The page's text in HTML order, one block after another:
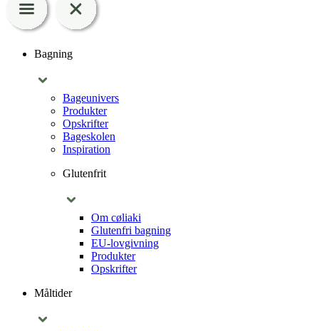
Bagning
Bageunivers
Produkter
Opskrifter
Bageskolen
Inspiration
Glutenfrit
Om cøliaki
Glutenfri bagning
EU-lovgivning
Produkter
Opskrifter
Måltider